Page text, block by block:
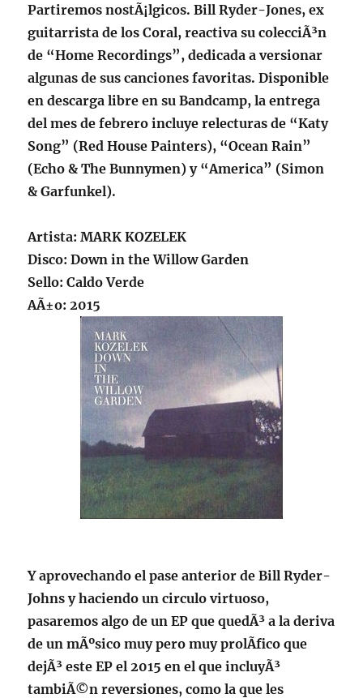
Partiremos nostÃ¡lgicos. Bill Ryder-Jones, ex
guitarrista de los Coral, reactiva su colecciÃ³n
de “Home Recordings”, dedicada a versionar
algunas de sus canciones favoritas. Disponible
en descarga libre en su Bandcamp, la entrega
del mes de febrero incluye relecturas de “Katy
Song” (Red House Painters), “Ocean Rain”
(Echo & The Bunnymen) y “America” (Simon
& Garfunkel).
Artista:MARK KOZELEK
Disco: Down in the Willow Garden
Sello: Caldo Verde
AÃ±o: 2015
Y aprovechando el pase anterior de Bill Ryder-
Johns y haciendo un circulo virtuoso,
pasaremos algo de un EP que quedÃ³ a la deriva
de un mÃºsico muy pero muy prolÃ­fico que
dejÃ³ este EP el 2015 en el que incluyÃ³
tambiÃ©n reversiones, como la que les